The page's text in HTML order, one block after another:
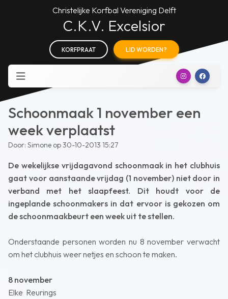
Christelijke Korfbal Vereniging Delft
C.K.V. Excelsior
KORFPRAAT LID WORDEN?
Schoonmaak 1 november een
week verplaatst
Door: Simone op 30-10-2013 15:27
De wekelijkse vrijdagavond schoonmaak in het clubhuis
gaat voor aanstaande vrijdag (1 november) niet door in
verband met het slaapfeest. Dit houdt voor de
ingeplande schoonmakers in dat ervoor is gekozen om
de schoonmaakbeurt een week uit te stellen.
Onderstaande personen worden nu 8 november verwacht
om het clubhuis weer netjes en schoon te maken.
8 november
Elke Reurings